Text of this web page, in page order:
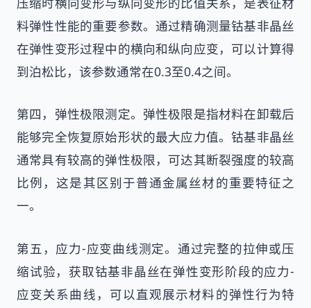
料弹性性能的重要参数。通过精确测量钴基非晶丝
在弹性变形过程中的横向和纵向应变，可以计算得
到泊松比，该参数通常在0.3至0.4之间。
第四，弹性极限测定。弹性极限是指材料在卸载后
能够完全恢复原始形状的最大应力值。钴基非晶丝
通常具有较高的弹性极限，可达其断裂强度的较高
比例，这是其区别于普通金属丝材的重要特征之
一。
第五，应力-应变曲线测定。通过完整的拉伸或压
缩试验，获取钴基非晶丝在弹性变形阶段的应力-
应变关系曲线，可以直观展示材料的弹性行为特